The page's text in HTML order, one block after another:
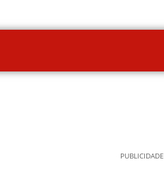
PUBLICIDADE